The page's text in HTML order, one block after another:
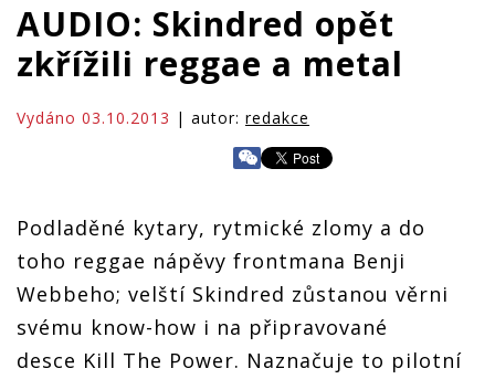
AUDIO: Skindred opět
zkřížili reggae a metal
Vydáno 03.10.2013 | autor: redakce
Podladěné kytary, rytmické zlomy a do
toho reggae nápěvy frontmana Benji
Webbeho; velští Skindred zůstanou věrni
svému know-how i na připravované
desce Kill The Power. Naznačuje to pilotní